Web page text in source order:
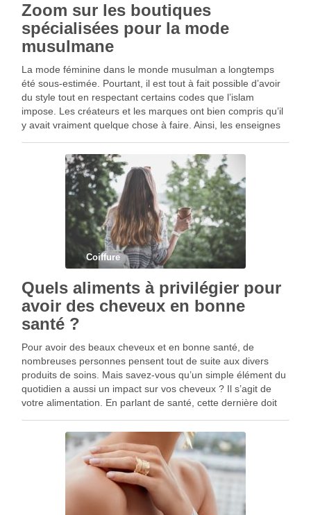
Zoom sur les boutiques
spécialisées pour la mode
musulmane
La mode féminine dans le monde musulman a longtemps
été sous-estimée. Pourtant, il est tout à fait possible d’avoir
du style tout en respectant certains codes que l’islam
impose. Les créateurs et les marques ont bien compris qu’il
y avait vraiment quelque chose à faire. Ainsi, les enseignes
Coiffure
Quels aliments à privilégier pour
avoir des cheveux en bonne
santé ?
Pour avoir des beaux cheveux et en bonne santé, de
nombreuses personnes pensent tout de suite aux divers
produits de soins. Mais savez-vous qu’un simple élément du
quotidien a aussi un impact sur vos cheveux ? Il s’agit de
votre alimentation. En parlant de santé, cette dernière doit